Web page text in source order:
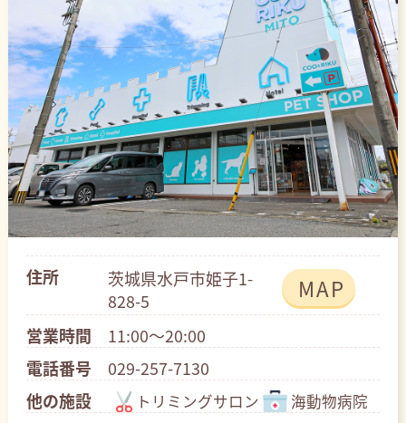
住所
茨城県水戸市姫子1-
828-5
MAP
営業時間
11:00～20:00
電話番号
029-257-7130
他の施設
トリミングサロン 海動物病院